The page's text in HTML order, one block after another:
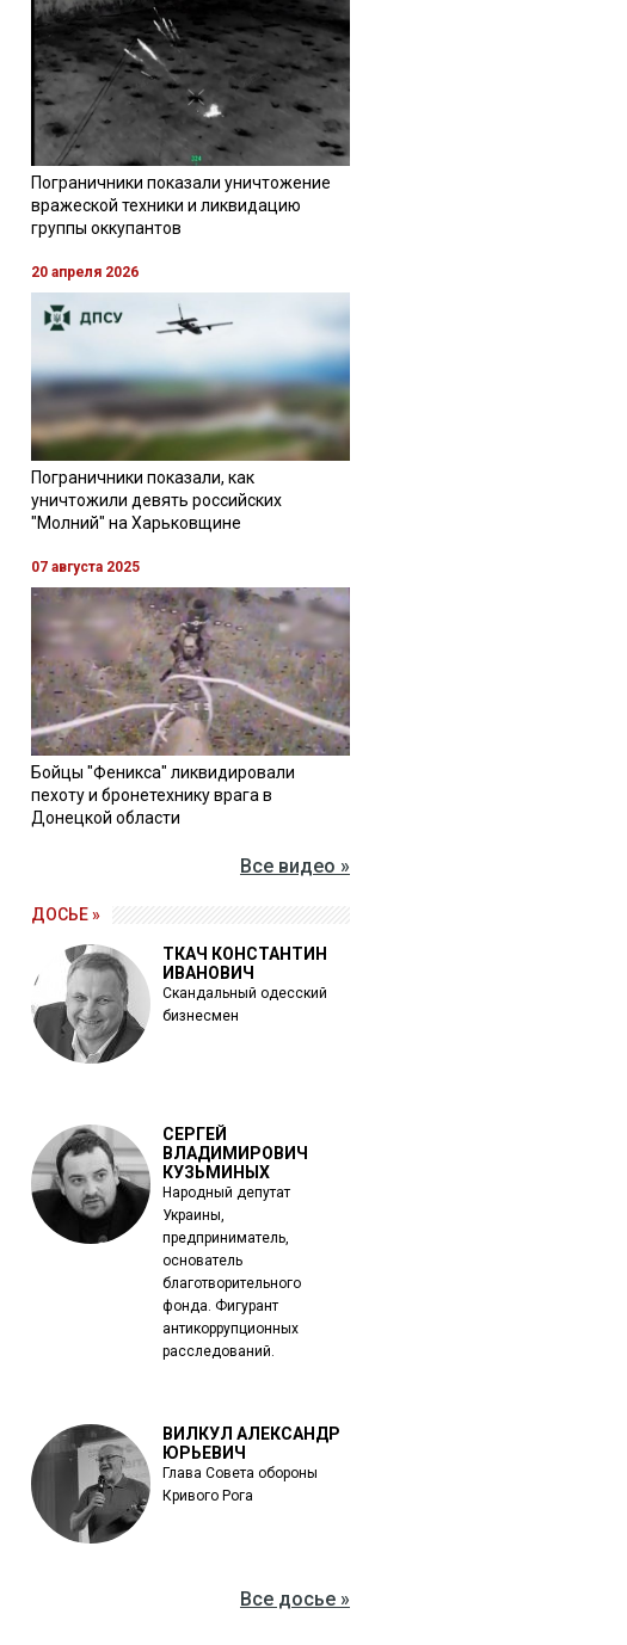
Пограничники показали уничтожение
вражеской техники и ликвидацию
группы оккупантов
20 апреля 2026
Пограничники показали, как
уничтожили девять российских
"Молний" на Харьковщине
07 августа 2025
Бойцы "Феникса" ликвидировали
пехоту и бронетехнику врага в
Донецкой области
Все видео »
ДОСЬЕ »
ТКАЧ КОНСТАНТИН
ИВАНОВИЧ
Скандальный одесский
бизнесмен
СЕРГЕЙ
ВЛАДИМИРОВИЧ
КУЗЬМИНЫХ
Народный депутат
Украины,
предприниматель,
основатель
благотворительного
фонда. Фигурант
антикоррупционных
расследований.
ВИЛКУЛ АЛЕКСАНДР
ЮРЬЕВИЧ
Глава Совета обороны
Кривого Рога
Все досье »